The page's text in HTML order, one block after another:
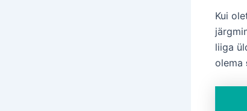
Kui
liiga
olema